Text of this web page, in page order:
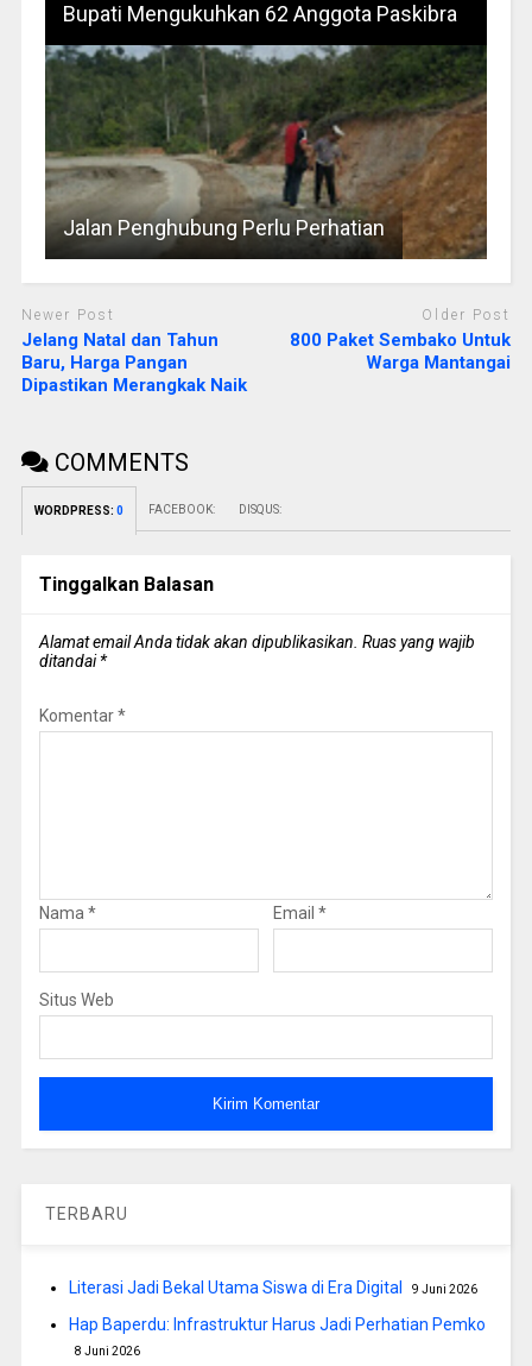
Bupati Mengukuhkan 62 Anggota Paskibra
Jalan Penghubung Perlu Perhatian
Newer Post
Jelang Natal dan Tahun
Baru, Harga Pangan
Dipastikan Merangkak Naik
Older Post
800 Paket Sembako Untuk
Warga Mantangai
COMMENTS
WORDPRESS: 0 FACEBOOK: DISQUS:
Tinggalkan Balasan
Alamat email Anda tidak akan dipublikasikan. Ruas yang wajib
ditandai*
Komentar*
Nama * Email *
Situs Web
TERBARU
Literasi Jadi Bekal Utama Siswa di Era Digital 9 Juni 2026
Hap Baperdu: Infrastruktur Harus Jadi Perhatian Pemko
8 Juni 2026